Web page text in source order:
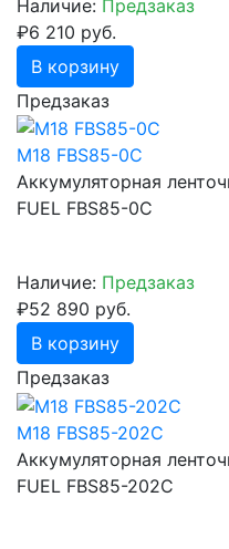
Наличие: Предзаказ
₽6 210 руб.
В корзину
Предзаказ
M18 FBS85-0C
Аккумуляторная
FUEL FBS85-0C
Наличие: Предзаказ
₽52 890 руб.
В корзину
Предзаказ
M18 FBS85-202C
Аккумуляторная
FUEL FBS85-202C